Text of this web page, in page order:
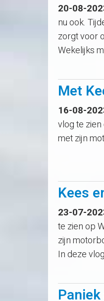
20-08-
nu ook.
zorgt voor
Wekelijks
Met
16-08-
vlog te
met zijn
Kees
23-07-
te zien op
zijn
In deze